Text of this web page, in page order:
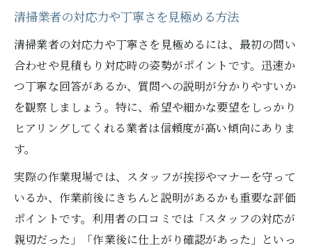
清掃業者の対応力や丁寧さを見極める方法
清掃業者の対応力や丁寧さを見極めるには、最初の問い
合わせや見積もり対応時の姿勢がポイントです。迅速か
つ丁寧な回答があるか、質問への説明が分かりやすいか
を観察しましょう。特に、希望や細かな要望をしっかり
ヒアリングしてくれる業者は信頼度が高い傾向にありま
す。
実際の作業現場では、スタッフが挨拶やマナーを守って
いるか、作業前後にきちんと説明があるかも重要な評価
ポイントです。利用者の口コミでは「スタッフの対応が
親切だった」「作業後に仕上がり確認があった」といっ